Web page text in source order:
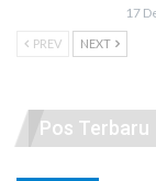
17
PREV NEXT
Pos Terbaru